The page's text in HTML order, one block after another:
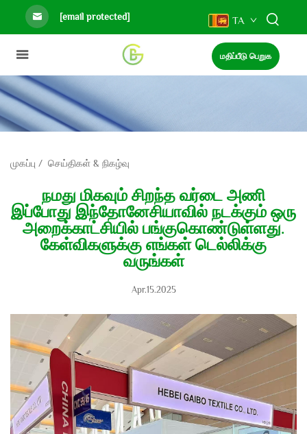
[email protected] TA
மதிப்பீடு பெறுக
முகப்பு / செய்திகள் & நிகழ்வு
நமது மிகவும் சிறந்த வர்டை அணி
இப்போது இந்தோனேசியாவில் நடக்கும் ஒரு
அறைக்காட்சியில் பங்குகொண்டுள்ளது.
கேள்விகளுக்கு எங்கள் டெல்லிக்கு
வருங்கள்
Apr.15.2025